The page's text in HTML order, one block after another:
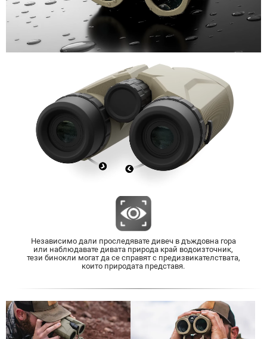
Независимо дали проследявате дивеч в дъждовна гора
или наблюдавате дивата природа край водоизточник,
тези бинокли могат да се справят с предизвикателствата,
които природата представя.